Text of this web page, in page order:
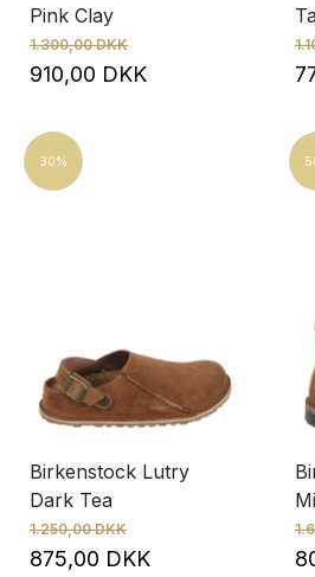
Pink Clay
1.300,00 DKK
910,00 DKK
30%
Birkenstock Lutry
Dark Tea
1.250,00 DKK
875,00 DKK